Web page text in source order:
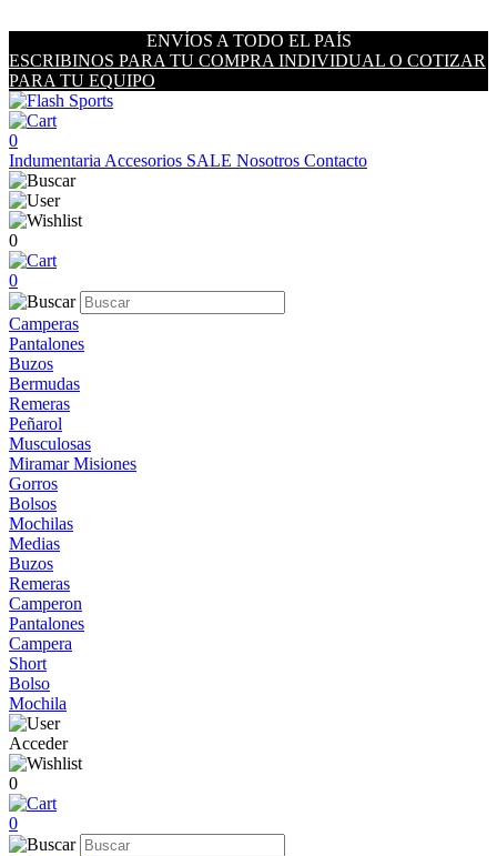
ENVÍOS A TODO EL PAÍS
ESCRIBINOS PARA TU COMPRA INDIVIDUAL O COTIZAR
PARA TU EQUIPO
0
Indumentaria Accesorios SALE Nosotros Contacto
0
0
Camperas
Pantalones
Buzos
Bermudas
Remeras
Peñarol
Musculosas
Miramar Misiones
Gorros
Bolsos
Mochilas
Medias
Buzos
Remeras
Camperon
Pantalones
Campera
Short
Bolso
Mochila
Acceder
0
0